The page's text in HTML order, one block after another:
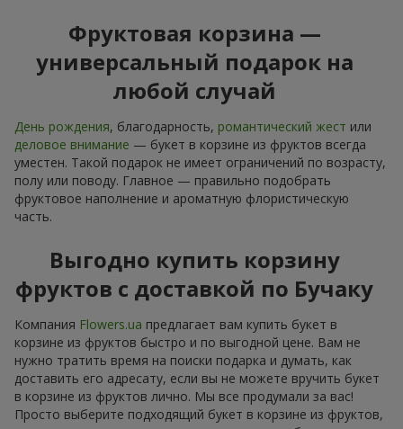
Фруктовая корзина —
универсальный подарок на
любой случай
День рождения, благодарность, романтический жест или
деловое внимание — букет в корзине из фруктов всегда
уместен. Такой подарок не имеет ограничений по возрасту,
полу или поводу. Главное — правильно подобрать
фруктовое наполнение и ароматную флористическую
часть.
Выгодно купить корзину
фруктов с доставкой по Бучаку
Компания Flowers.ua предлагает вам купить букет в
корзине из фруктов быстро и по выгодной цене. Вам не
нужно тратить время на поиски подарка и думать, как
доставить его адресату, если вы не можете вручить букет
в корзине из фруктов лично. Мы все продумали за вас!
Просто выберите подходящий букет в корзине из фруктов,